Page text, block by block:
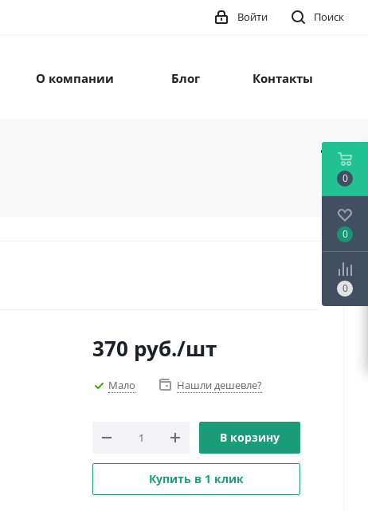
Поиск
Войти
О компании Блог Контакты
370 руб./шт
Мало Нашли дешевле?
В корзину
Купить в 1 клик
0
0
0